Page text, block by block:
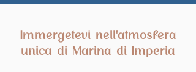
Immergetevi nell'atmosfera
unica di Marina di Imperia